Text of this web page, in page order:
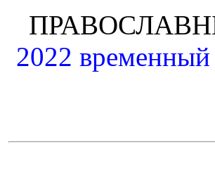
2022 временный